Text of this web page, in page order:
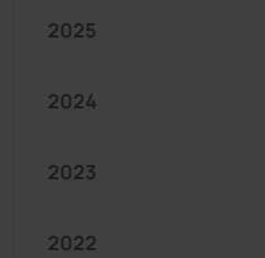
2025
2024
2023
2022